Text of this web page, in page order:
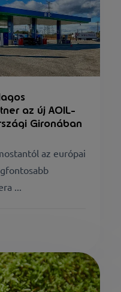
az új AOIL-
Gironában
az európai
...